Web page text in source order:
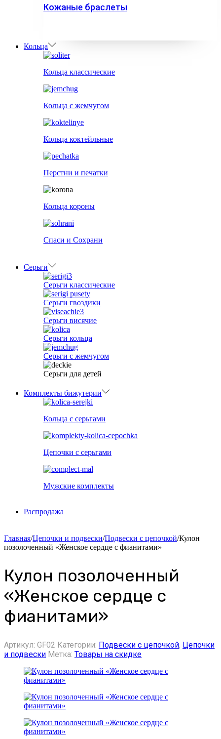
Кожаные браслеты
Кольца
Кольца классические
Кольца с жемчугом
Кольца коктейльные
Перстни и печатки
Кольца короны
Спаси и Сохрани
Серьги
Серьги классические
Серьги гвоздики
Серьги висячие
Серьги кольца
Серьги с жемчугом
Серьги для детей
Комплекты бижутерии
Кольца с серьгами
Цепочки с серьгами
Мужские комплекты
Распродажа
Главная/Цепочки и подвески/Подвески с цепочкой/Кулон
позолоченный «Женское сердце с фианитами»
Кулон позолоченный
«Женское сердце с
фианитами»
Артикул: GF02 Категории: Подвески с цепочкой, Цепочки
и подвески Метка: Товары на скидке